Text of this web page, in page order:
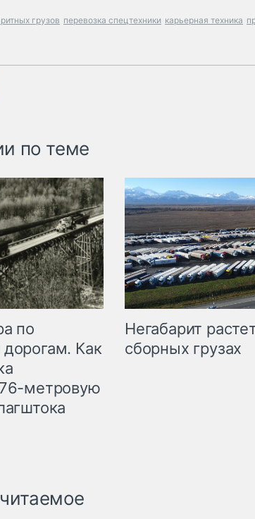
грузов перевозка спецтехники карьерная техника
по теме
по
Как
метровую
Негабарит
сборных грузах